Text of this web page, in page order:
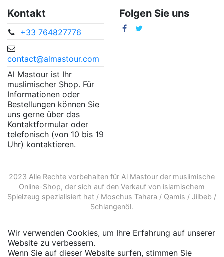
Kontakt
+33 764827776
contact@almastour.com
Al Mastour ist Ihr
muslimischer Shop. Für
Informationen oder
Bestellungen können Sie
uns gerne über das
Kontaktformular oder
telefonisch (von 10 bis 19
Uhr) kontaktieren.
Folgen Sie uns
2023 Alle Rechte vorbehalten für Al Mastour der muslimische
Online-Shop, der sich auf den Verkauf von islamischem
Spielzeug spezialisiert hat / Moschus Tahara / Qamis / Jilbeb /
Schlangenöl.
Wir verwenden Cookies, um Ihre Erfahrung auf unserer
Website zu verbessern.
Wenn Sie auf dieser Website surfen, stimmen Sie